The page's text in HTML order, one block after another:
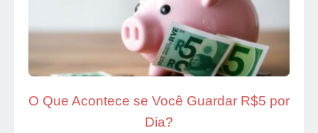
O Que Acontece se Você Guardar R$5 por
Dia?